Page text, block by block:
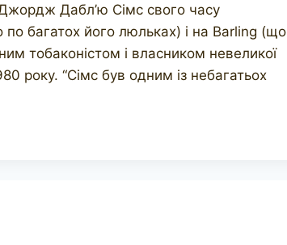
Дабл’ю Сімс свого часу
багатох його люльках) і на Barling (що
тобаконістом і власником невеликої
року. “Сімс був одним із небагатьох